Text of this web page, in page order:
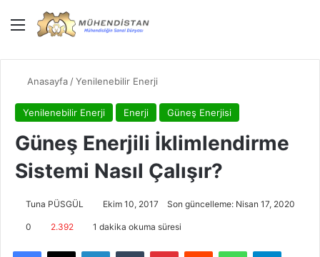
Menü
Anasayfa /Yenilenebilir Enerji
Yenilenebilir Enerji Enerji Güneş Enerjisi
Güneş Enerjili İklimlendirme
Sistemi Nasıl Çalışır?
Tuna PÜSGÜL Ekim 10, 2017 Son güncelleme: Nisan 17, 2020
0 2.392 1 dakika okuma süresi
Facebook
X LinkedInTumblr PinterestReddit WhatsApp